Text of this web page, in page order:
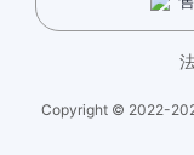
方案优势
Copyright © 2022-